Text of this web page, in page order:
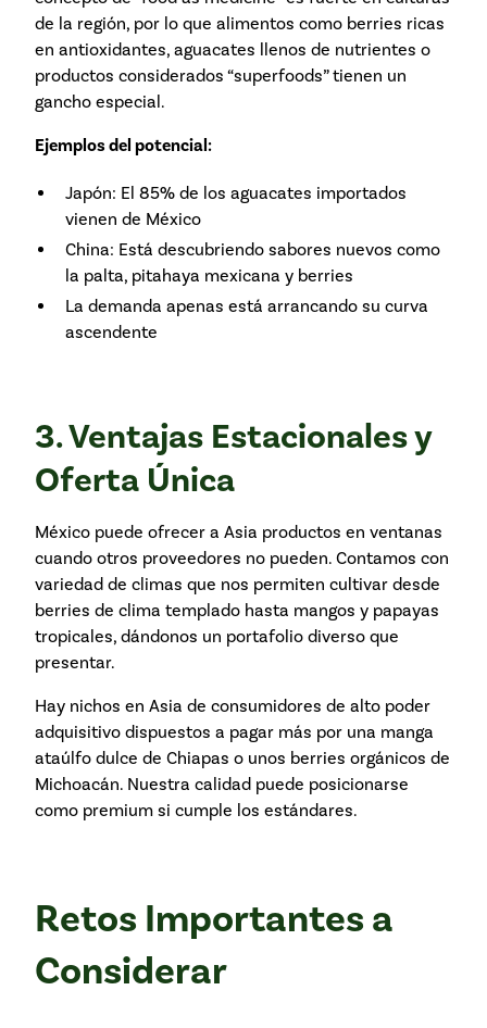
de la región, por lo que alimentos como berries ricas
en antioxidantes, aguacates llenos de nutrientes o
productos considerados “superfoods” tienen un
gancho especial.
Ejemplos del potencial:
Japón: El 85% de los aguacates importados
vienen de México
China: Está descubriendo sabores nuevos como
la palta, pitahaya mexicana y berries
La demanda apenas está arrancando su curva
ascendente
3. Ventajas Estacionales y
Oferta Única
México puede ofrecer a Asia productos en ventanas
cuando otros proveedores no pueden. Contamos con
variedad de climas que nos permiten cultivar desde
berries de clima templado hasta mangos y papayas
tropicales, dándonos un portafolio diverso que
presentar.
Hay nichos en Asia de consumidores de alto poder
adquisitivo dispuestos a pagar más por una manga
ataúlfo dulce de Chiapas o unos berries orgánicos de
Michoacán. Nuestra calidad puede posicionarse
como premium si cumple los estándares.
Retos Importantes a
Considerar